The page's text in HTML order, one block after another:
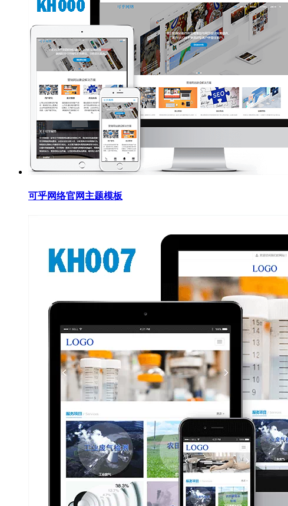
可乎网络官网主题模板